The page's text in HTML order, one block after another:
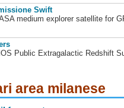
Swift
medium explorer satellite for
Public Extragalactic Redshift
area milanese